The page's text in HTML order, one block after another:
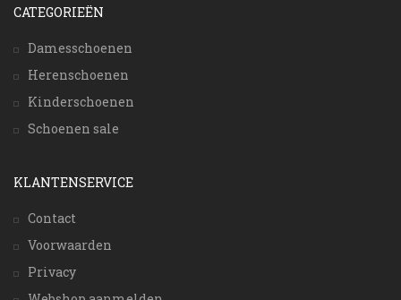
CATEGORIEËN
Damesschoenen
Herenschoenen
Kinderschoenen
Schoenen sale
KLANTENSERVICE
Contact
Voorwaarden
Privacy